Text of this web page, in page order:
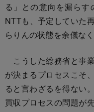
る」との意向を漏ら
NTTも、予定していた
らりんの状態を余儀な
こうした総務省と事
が決まるプロセスこそ
ると言わざるを得ない
買収プロセスの問題が